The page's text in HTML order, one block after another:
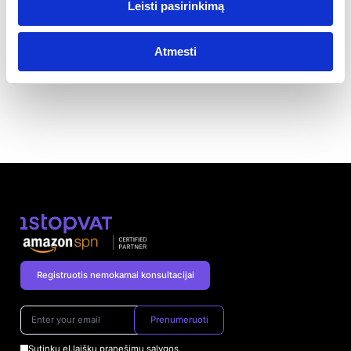
Leisti pasirinkimą
Atmesti
Ar galima deklaruoti ir
data?
Prenumeruoti
Sutinku el.laiškų pranešimų sąlygos.
Registruotis nemokamai konsultacijai